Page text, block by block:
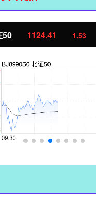
50 1124.41 1.53